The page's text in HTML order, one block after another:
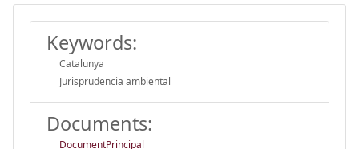
Keywords:
Catalunya
Jurisprudencia ambiental
Documents:
DocumentPrincipal